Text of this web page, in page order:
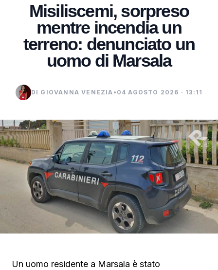
Misiliscemi, sorpreso
mentre incendia un
terreno: denunciato un
uomo di Marsala
DI GIOVANNA VENEZIA • 04 AGOSTO 2026 · 13:11
Un uomo residente a Marsala è stato